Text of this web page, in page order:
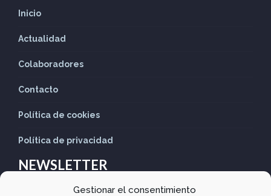
Gestionar el consentimiento
Inicio
Actualidad
Colaboradores
Contacto
Política de cookies
Política de privacidad
NEWSLETTER